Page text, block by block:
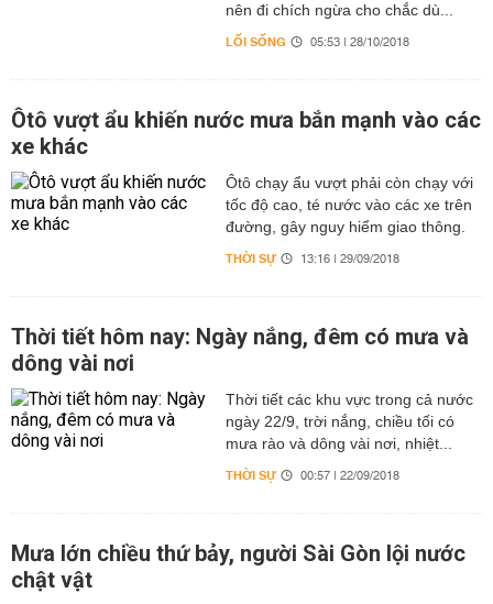
nên đi chích ngừa cho chắc dù...
LỐI SỐNG 05:53 | 28/10/2018
Ôtô vượt ẩu khiến nước mưa bắn mạnh vào các
xe khác
Ôtô chạy ẩu vượt phải còn chạy với
tốc độ cao, té nước vào các xe trên
đường, gây nguy hiểm giao thông.
THỜI SỰ 13:16 | 29/09/2018
Thời tiết hôm nay: Ngày nắng, đêm có mưa và
dông vài nơi
Thời tiết các khu vực trong cả nước
ngày 22/9, trời nắng, chiều tối có
mưa rào và dông vài nơi, nhiệt...
THỜI SỰ 00:57 | 22/09/2018
Mưa lớn chiều thứ bảy, người Sài Gòn lội nước
chật vật